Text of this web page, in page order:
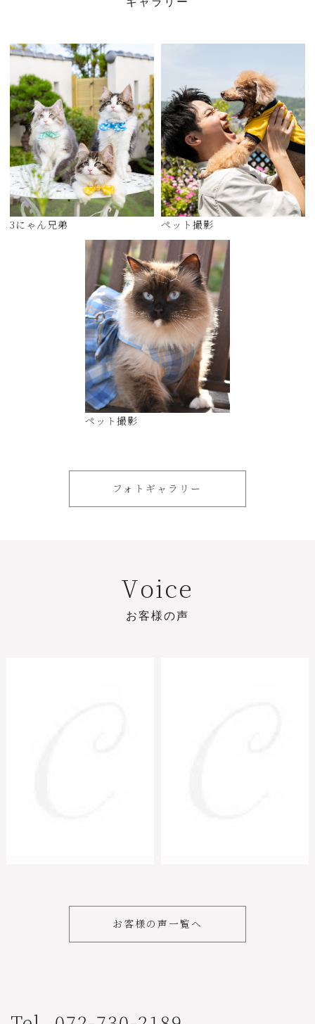
3にゃん兄弟 ペット撮影
ペット撮影
フォトギャラリー
Voice
お客様の声
お客様の声一覧へ